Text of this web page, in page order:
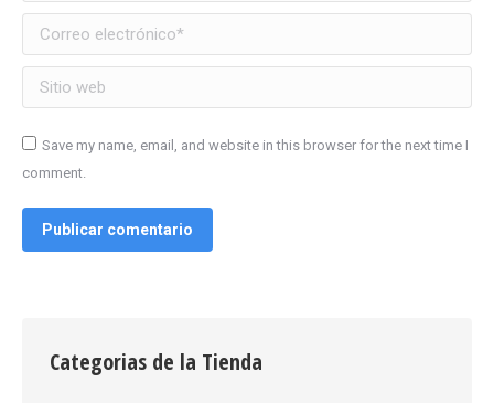
Correo electrónico *
Sitio web
Save my name, email, and website in this browser for the next time I
comment.
Publicar comentario
Categorias de la Tienda